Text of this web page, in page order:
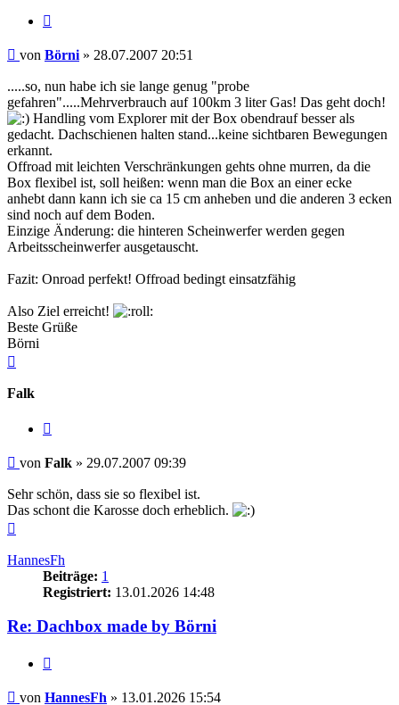
Beitrag
von Börni » 28.07.2007 20:51
.....so, nun habe ich sie lange genug "probe
gefahren".....Mehrverbrauch auf 100km 3 liter Gas! Das geht doch!
Handling vom Explorer mit der Box obendrauf besser als
gedacht. Dachschienen halten stand...keine sichtbaren Bewegungen
erkannt.
Offroad mit leichten Verschränkungen gehts ohne murren, da die
Box flexibel ist, soll heißen: wenn man die Box an einer ecke
anhebt dann kann ich sie ca 15 cm anheben und die anderen 3 ecken
sind noch auf dem Boden.
Einzige Änderung: die hinteren Scheinwerfer werden gegen
Arbeitsscheinwerfer ausgetauscht.
Fazit: Onroad perfekt! Offroad bedingt einsatzfähig
Also Ziel erreicht!
Beste Grüße
Börni
Falk
Beitrag
von Falk » 29.07.2007 09:39
Sehr schön, dass sie so flexibel ist.
Das schont die Karosse doch erheblich.
HannesFh
Beiträge: 1
Registriert: 13.01.2026 14:48
Re: Dachbox made by Börni
Beitrag
von HannesFh » 13.01.2026 15:54